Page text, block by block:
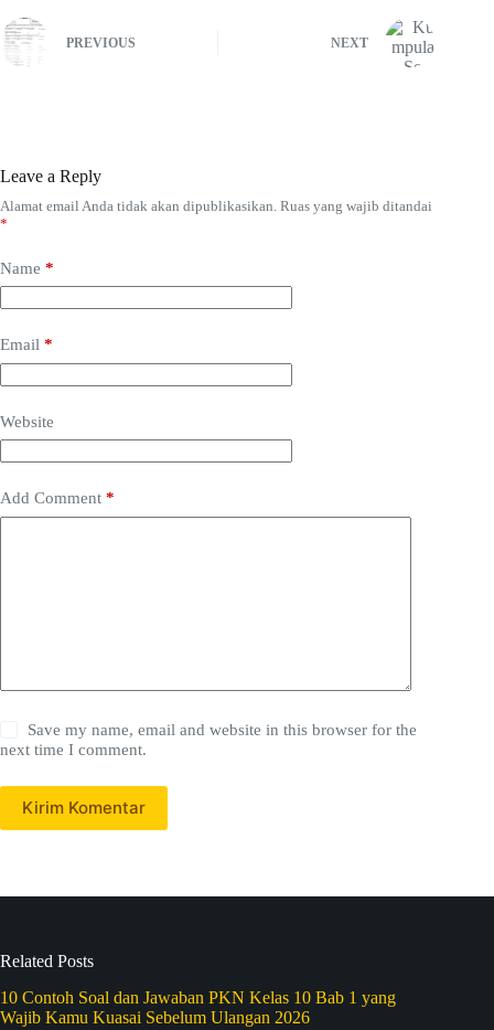
PREVIOUS NEXT
Leave a Reply
Alamat email Anda tidak akan dipublikasikan. Ruas yang wajib ditandai
*
Name *
Email *
Website
Add Comment *
Save my name, email and website in this browser for the
next time I comment.
Kirim Komentar
Related Posts
10 Contoh Soal dan Jawaban PKN Kelas 10 Bab 1 yang
Wajib Kamu Kuasai Sebelum Ulangan 2026